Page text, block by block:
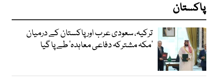
پاکستان
ترکیہ، سعودی عرب اور پاکستان کے درمیان
’مکہ مشترکہ دفاعی معاہدہ‘ طے پا گیا